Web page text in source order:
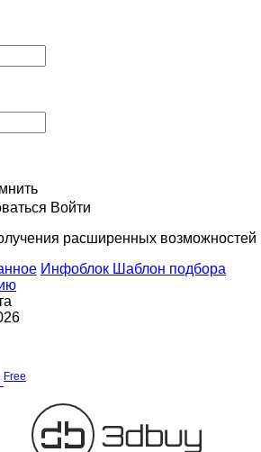
Войти
расширенных возможностей
Инфоблок Шаблон подбора
Free